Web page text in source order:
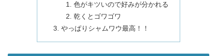
色がキツいので好みが分かれる
乾くとゴワゴワ
やっぱりシャムワウ最高！！